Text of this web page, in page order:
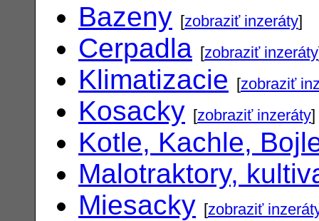
Bazeny [zobraziť inzeráty]
Cerpadla [zobraziť inzeráty
Klimatizacie [zobraziť
Kosacky [zobraziť inzeráty]
Kotle, Kachle,
Malotraktory,
Miesacky [zobraziť